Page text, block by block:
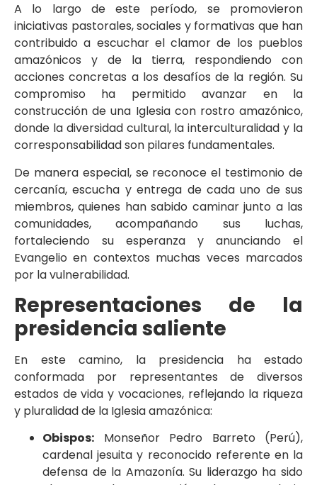
A lo largo de este período, se promovieron
iniciativas pastorales, sociales y formativas que han
contribuido a escuchar el clamor de los pueblos
amazónicos y de la tierra, respondiendo con
acciones concretas a los desafíos de la región. Su
compromiso ha permitido avanzar en la
construcción de una Iglesia con rostro amazónico,
donde la diversidad cultural, la interculturalidad y la
corresponsabilidad son pilares fundamentales.
De manera especial, se reconoce el testimonio de
cercanía, escucha y entrega de cada uno de sus
miembros, quienes han sabido caminar junto a las
comunidades, acompañando sus luchas,
fortaleciendo su esperanza y anunciando el
Evangelio en contextos muchas veces marcados
por la vulnerabilidad.
Representaciones de la
presidencia saliente
En este camino, la presidencia ha estado
conformada por representantes de diversos
estados de vida y vocaciones, reflejando la riqueza
y pluralidad de la Iglesia amazónica:
Obispos: Monseñor Pedro Barreto (Perú),
cardenal jesuita y reconocido referente en la
defensa de la Amazonía. Su liderazgo ha sido